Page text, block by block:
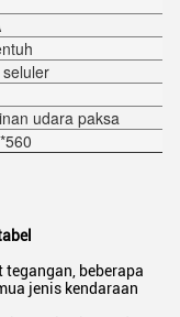
udara paksa
beberapa
jenis kendaraan